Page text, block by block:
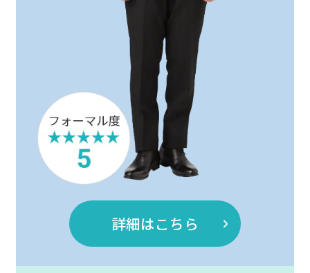
詳細はこちら